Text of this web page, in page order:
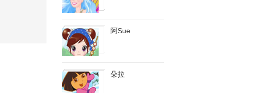
阿Sue
朵拉